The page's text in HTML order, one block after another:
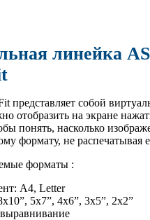
линейка
представляет собой
отобразить на экране
понять, насколько
формату, не распечатывая
форматы :
A4, Letter
5x7”, 4x6”, 3x5”, 2x2”